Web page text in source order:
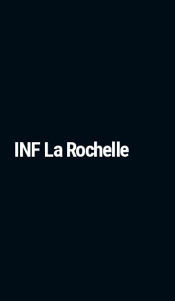
INF La Rochelle